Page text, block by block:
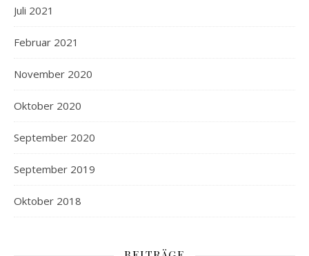
Juli 2021
Februar 2021
November 2020
Oktober 2020
September 2020
September 2019
Oktober 2018